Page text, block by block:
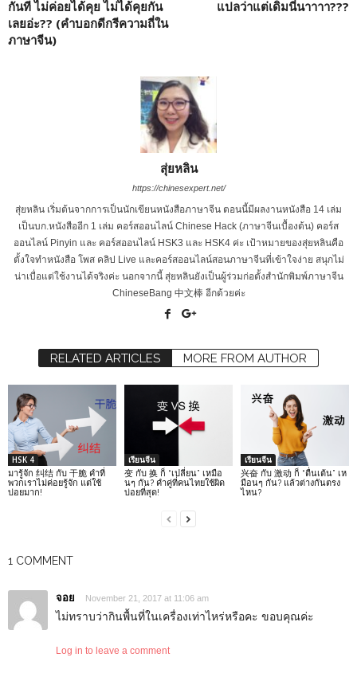
กันที ไม่ค่อยได้คุย ไม่ได้คุยกัน
เลยอ่ะ?? (คำบอกดีกรีความถี่ใน
ภาษาจีน)
แปลว่าแต่เดิมนี่นาาาา???
สุ่ยหลิน
https://chinesexpert.net/
สุ่ยหลิน เริ่มต้นจากการเป็นนักเขียนหนังสือภาษาจีน ตอนนี้มีผลงานหนังสือ 14 เล่ม
เป็นบก.หนังสืออีก 1 เล่ม คอร์สออนไลน์ Chinese Hack (ภาษาจีนเบื้องต้น) คอร์ส
ออนไลน์ Pinyin และ คอร์สออนไลน์ HSK3 และ HSK4 ค่ะ เป้าหมายของสุ่ยหลินคือ
ตั้งใจทำหนังสือ โพส คลิป Live และคอร์สออนไลน์สอนภาษาจีนที่เข้าใจง่าย สนุกไม่
น่าเบื่อแต่ใช้งานได้จริงค่ะ นอกจากนี้ สุ่ยหลินยังเป็นผู้ร่วมก่อตั้งสำนักพิมพ์ภาษาจีน
ChineseBang 中文棒 อีกด้วยค่ะ
RELATED ARTICLES MORE FROM AUTHOR
HSK 4
มารู้จัก 纠结 กับ 干脆 คำที่
พวกเราไม่ค่อยรู้จัก แต่ใช้
บ่อยมาก!
เรียนจีน
变 กับ 换 ก็ “เปลี่ยน” เหมือ
นๆ กัน? คำคู่ที่คนไทยใช้ผิด
บ่อยที่สุด!
เรียนจีน
兴奋 กับ 激动 ก็ “ตื่นเต้น” เห
มือนๆ กัน? แล้วต่างกันตรง
ไหน?
1 COMMENT
จอย November 21, 2017 at 11:06 am
ไม่ทราบว่ากินพื้นที่ในเครื่องเท่าไหร่หรือคะ ขอบคุณค่ะ
Log in to leave a comment